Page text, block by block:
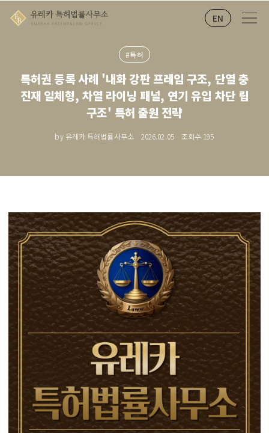
EN
#특허
특허권 등록 사례 '내화 강판 프레임 구조, 단열 충
진재 일체형, 차열 라이닝 패널, 연기 유입 차단 립
구조' 특허 출원 전략
by 유레카 특허법률사무소 2026.02.05 조회수 195